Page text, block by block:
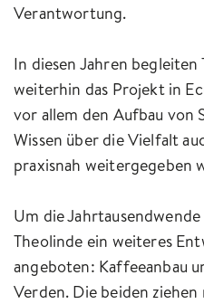
Verantwortung.
In diesen Jahren begleiten
weiterhin das Projekt in
vor allem den Aufbau von
Wissen über die Vielfalt
praxisnah weitergegeben
Um die
Theolinde ein weiteres
angeboten: Kaffeeanbau
Verden. Die beiden